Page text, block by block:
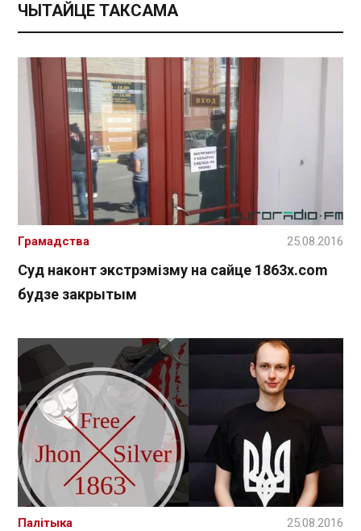
ЧЫТАЙЦЕ ТАКСАМА
Суд наконт экстрэмізму на сайце 1863x.com
будзе закрытым
Грамадства 25.08.2016
Палітыка 25.08.2016